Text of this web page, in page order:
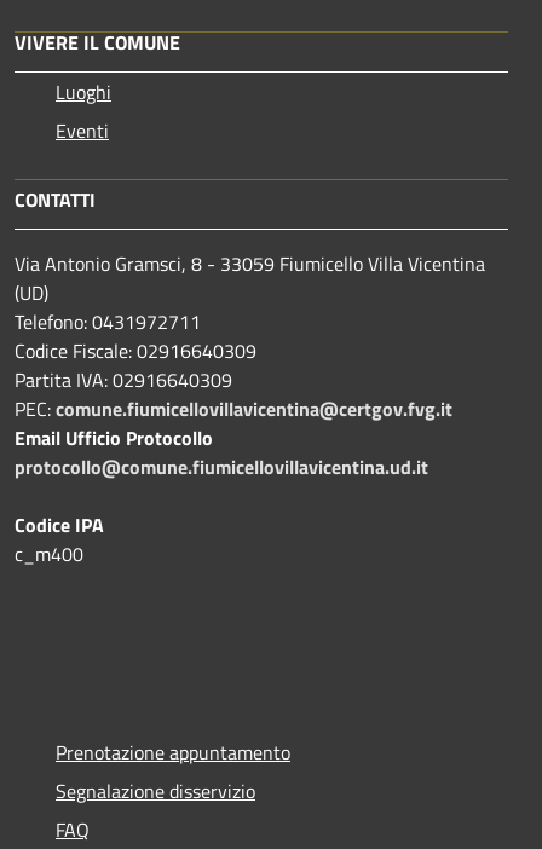
VIVERE IL COMUNE
Luoghi
Eventi
CONTATTI
Via Antonio Gramsci, 8 - 33059 Fiumicello Villa Vicentina
(UD)
Telefono: 0431972711
Codice Fiscale: 02916640309
Partita IVA: 02916640309
PEC:comune.fiumicellovillavicentina@certgov.fvg.it
Email Ufficio Protocollo
protocollo@comune.fiumicellovillavicentina.ud.it
Codice IPA
c_m400
Prenotazione appuntamento
Segnalazione disservizio
FAQ